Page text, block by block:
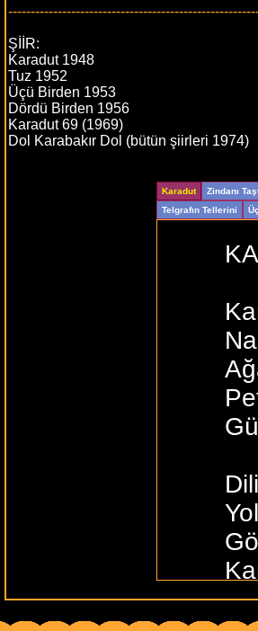
ŞİİR:
Karadut 1948
Tuz 1952
Üçü Birden 1953
Dördü Birden 1956
Karadut 69 (1969)
Dol Karabakır Dol (bütün şiirleri 1974)
Karadut Zindanı
Telgrafın Tellerini